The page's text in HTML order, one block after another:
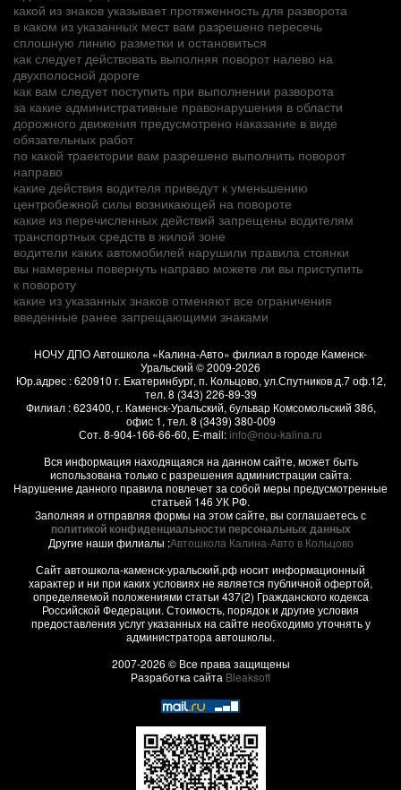
какой из знаков указывает протяженность для разворота
в каком из указанных мест вам разрешено пересечь
сплошную линию разметки и остановиться
как следует действовать выполняя поворот налево на
двухполосной дороге
как вам следует поступить при выполнении разворота
за какие административные правонарушения в области
дорожного движения предусмотрено наказание в виде
обязательных работ
по какой траектории вам разрешено выполнить поворот
направо
какие действия водителя приведут к уменьшению
центробежной силы возникающей на повороте
какие из перечисленных действий запрещены водителям
транспортных средств в жилой зоне
водители каких автомобилей нарушили правила стоянки
вы намерены повернуть направо можете ли вы приступить
к повороту
какие из указанных знаков отменяют все ограничения
введенные ранее запрещающими знаками
НОЧУ ДПО Автошкола «Калина-Авто» филиал в городе Каменск-
Уральский © 2009-2026
Юр.адрес :620910 г. Екатеринбург, п. Кольцово, ул.Спутников д.7 оф.12,
тел. 8 (343) 226-89-39
Филиал :623400, г. Каменск-Уральский, бульвар Комсомольский 38б,
офис 1, тел. 8 (3439) 380-009
Сот. 8-904-166-66-60, E-mail:info@nou-kalina.ru
Вся информация находящаяся на данном сайте, может быть
использована только с разрешения администрации сайта.
Нарушение данного правила повлечет за собой меры предусмотренные
статьей 146 УК РФ.
Заполняя и отправляя формы на этом сайте, вы соглашаетесь с
политикой конфиденциальности персональных данных
Другие наши филиалы :Автошкола Калина-Авто в Кольцово
Сайт автошкола-каменск-уральский.рф носит информационный
характер и ни при каких условиях не является публичной офертой,
определяемой положениями статьи 437(2) Гражданского кодекса
Российской Федерации. Стоимость, порядок и другие условия
предоставления услуг указанных на сайте необходимо уточнять у
администратора автошколы.
2007-2026 © Все права защищены
Разработка сайта Bleaksoft